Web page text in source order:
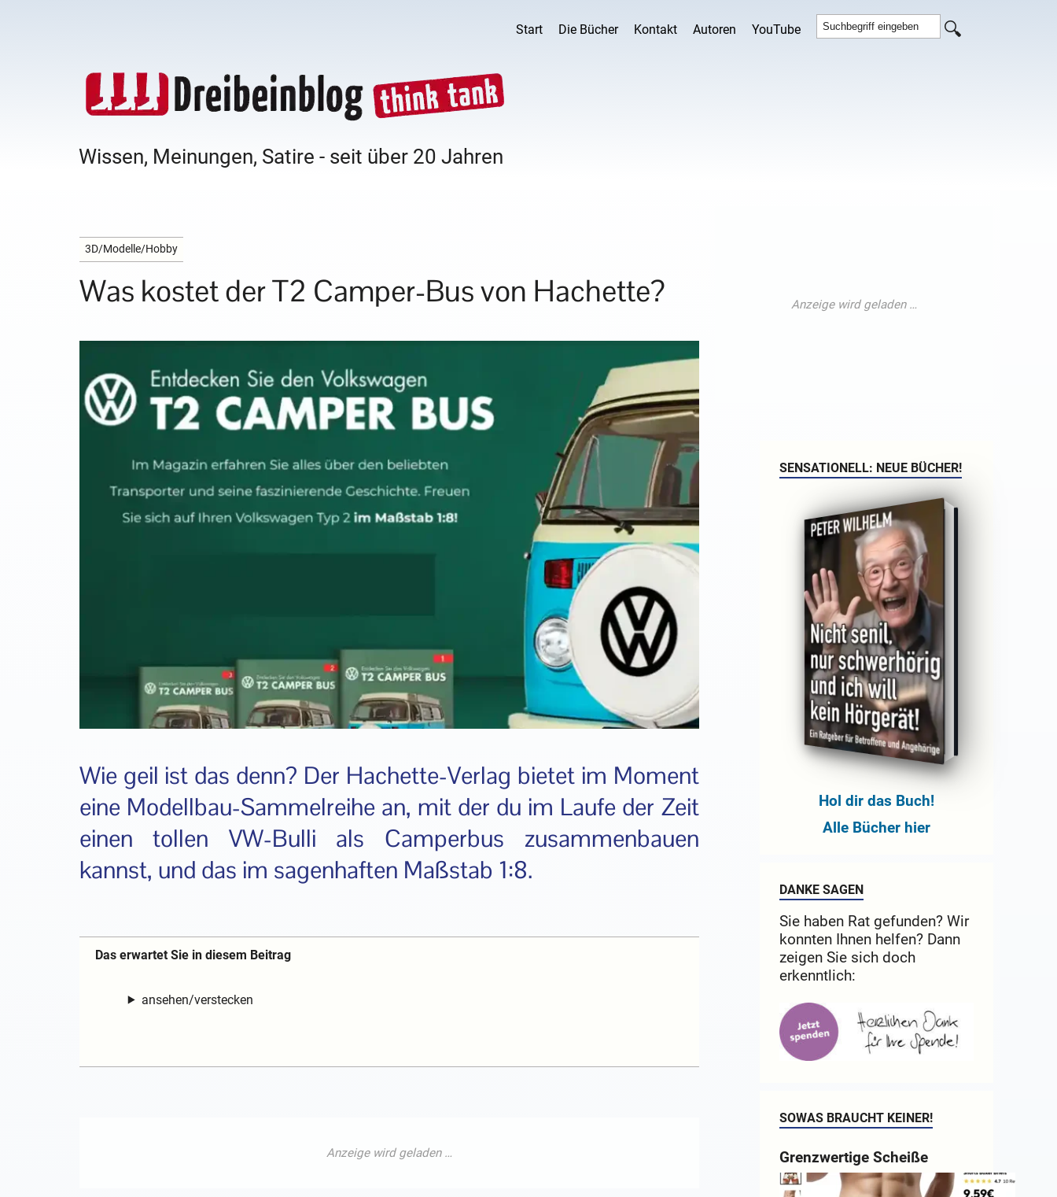
Start Die Bücher Kontakt Autoren YouTube
Wissen, Meinungen, Satire - seit über 20 Jahren
3D/Modelle/Hobby
Was kostet der T2 Camper-Bus von Hachette?
Wie geil ist das denn? Der Hachette-Verlag bietet im Moment
eine Modellbau-Sammelreihe an, mit der du im Laufe der Zeit
einen tollen VW-Bulli als Camperbus zusammenbauen
kannst, und das im sagenhaften Maßstab 1:8.
Das erwartet Sie in diesem Beitrag
ansehen/verstecken
SENSATIONELL: NEUE BÜCHER!
Hol dir das Buch!
Alle Bücher hier
DANKE SAGEN
Sie haben Rat gefunden? Wir
konnten Ihnen helfen? Dann
zeigen Sie sich doch
erkenntlich:
SOWAS BRAUCHT KEINER!
Grenzwertige Scheiße